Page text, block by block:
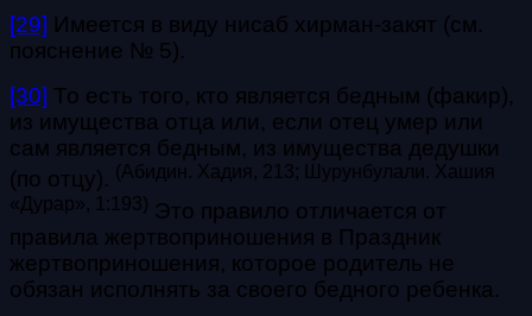
[29] Имеется в виду нисаб хирман-закят (см.
пояснение № 5).
[30] То есть того, кто является бедным (факир),
из имущества отца или, если отец умер или
сам является бедным, из имущества дедушки
(по отцу). (Абидин. Хадия, 213; Шурунбулали. Хашия
«Дурар», 1:193) Это правило отличается от
правила жертвоприношения в Праздник
жертвоприношения, которое родитель не
обязан исполнять за своего бедного ребенка.